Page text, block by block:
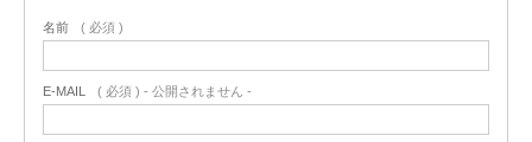
名前 ( 必須 )
E-MAIL ( 必須 ) - 公開されません -